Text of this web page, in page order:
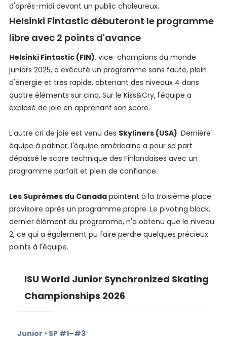
d'après-midi devant un public chaleureux.
Helsinki Fintastic débuteront le programme
libre avec 2 points d'avance
Helsinki Fintastic (FIN), vice-champions du monde
juniors 2025, a exécuté un programme sans faute, plein
d'énergie et très rapide, obtenant des niveaux 4 dans
quatre éléments sur cinq. Sur le Kiss&Cry, l'équipe a
explosé de joie en apprenant son score.
L'autre cri de joie est venu des Skyliners (USA). Dernière
équipe à patiner, l'équipe américaine a pour sa part
dépassé le score technique des Finlandaises avec un
programme parfait et plein de confiance.
Les Suprêmes du Canadapointent à la troisième place
provisoire après un programme propre. Le pivoting block,
dernier élément du programme, n'a obtenu que le niveau
2, ce qui a également pu faire perdre quelques précieux
points à l'équipe.
ISU World Junior Synchronized Skating
Championships 2026
Junior • SP #1–#3